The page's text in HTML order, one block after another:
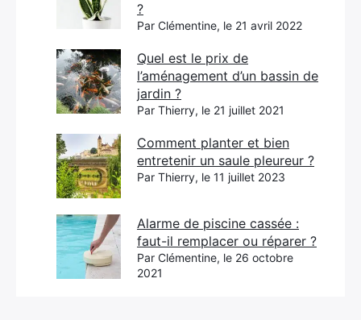
?
Par Clémentine, le 21 avril 2022
Quel est le prix de
l’aménagement d’un bassin de
jardin ?
Par Thierry, le 21 juillet 2021
Comment planter et bien
entretenir un saule pleureur ?
Par Thierry, le 11 juillet 2023
Alarme de piscine cassée :
faut-il remplacer ou réparer ?
Par Clémentine, le 26 octobre
2021